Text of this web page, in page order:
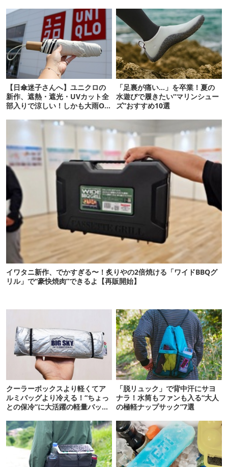
【日傘迷子さんへ】ユニクロの
新作、遮熱・遮光・UVカット全
部入りで涼しい！しかも大雨OK
「足裏が痛い…」を卒業！夏の
水遊びで履きたい“マリンシュー
ズ”おすすめ10選
イワタニ新作、でかすぎる〜！炙りやの2倍焼ける「ワイドBBQグ
リル」で“豪快焼肉”できるよ【再販開始】
クーラーボックスより軽くてア
ルミバッグより冷える！“ちょっ
との保冷”に大活躍の軽量バッグ
「脱リュック」で背中汗にサヨ
ナラ！水筒もファンも入る“大人
の極軽ナップサック”7選